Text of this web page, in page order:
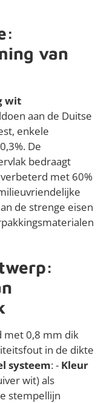
van
wit
aan de Duitse
enkele
De
bedraagt
met 60%
de strenge eisen
met 0,8 mm dik
in de dikte
systeem: - Kleur
wit) als
stempellijn